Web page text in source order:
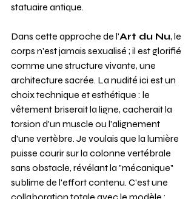
statuaire antique.
Dans cette approche de l'Art du Nu, le
corps n'est jamais sexualisé ; il est glorifié
comme une structure vivante, une
architecture sacrée. La nudité ici est un
choix technique et esthétique : le
vêtement briserait la ligne, cacherait la
torsion d'un muscle ou l'alignement
d'une vertèbre. Je voulais que la lumière
puisse courir sur la colonne vertébrale
sans obstacle, révélant la "mécanique"
sublime de l'effort contenu. C'est une
collaboration totale avec le modèle :